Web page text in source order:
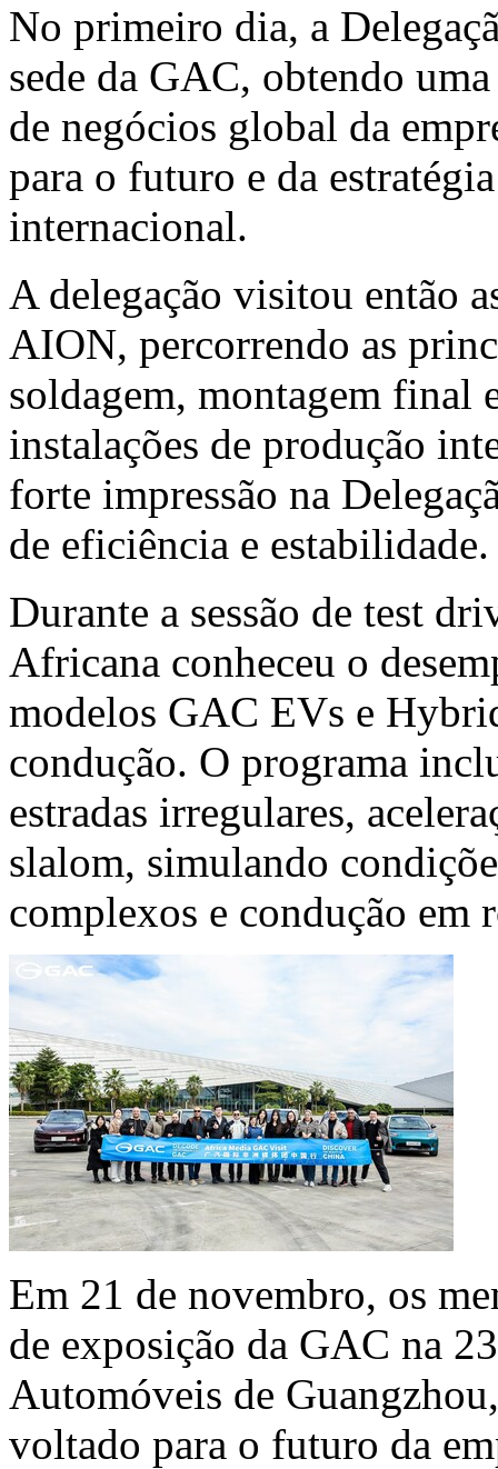
No primeiro dia, a
sede da GAC, obtendo
de negócios global da
para o futuro e da
internacional.
A delegação visitou então
AION, percorrendo as
soldagem, montagem final
instalações de produção
forte impressão na
de eficiência e estabilidade.
Durante a sessão de test
Africana conheceu o
modelos GAC EVs e
condução. O programa
estradas irregulares,
slalom, simulando
complexos e condução em
Em 21 de novembro, os
de exposição da GAC na
Automóveis de Guangzhou
voltado para o futuro da